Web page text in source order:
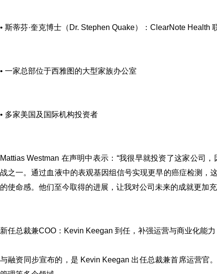
• 斯蒂芬·奎克博士（Dr. Stephen Quake）：ClearNote Health
• 一家总部位于西雅图的大型家族办公室
• 多家美国及国际机构投资者
Mattias Westman 在声明中表示： “我很早就投资了这家公司
战之一。通过血液中的表观基因组信号实现更早的癌症检测，
的使命感。他们至今取得的进展，让我对公司未来的成就更加
新任总裁兼COO：Kevin Keegan 到任，补强运营与商业化能力
与融资同步宣布的，是 Kevin Keegan 出任总裁兼首席运营官